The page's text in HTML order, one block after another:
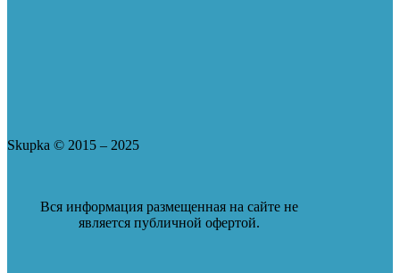
Skupka © 2015 – 2025
Вся информация размещенная на сайте не
является публичной офертой.